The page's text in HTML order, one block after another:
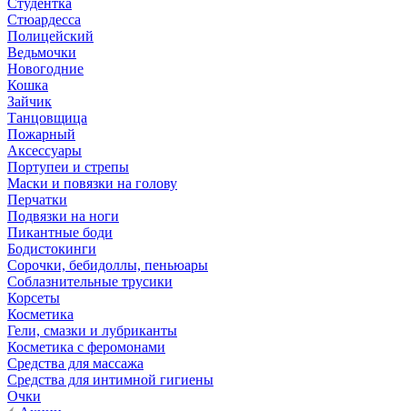
Стюардесса
Полицейский
Ведьмочки
Новогодние
Кошка
Зайчик
Танцовщица
Пожарный
Аксессуары
Портупеи и стрепы
Маски и повязки на голову
Перчатки
Подвязки на ноги
Пикантные боди
Бодистокинги
Сорочки, бебидоллы, пеньюары
Соблазнительные трусики
Корсеты
Косметика
Гели, смазки и лубриканты
Косметика с феромонами
Средства для массажа
Средства для интимной гигиены
Очки